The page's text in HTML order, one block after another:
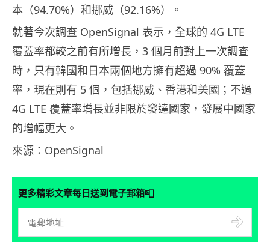
本（94.70%）和挪威（92.16%）。
就著今次調查 OpenSignal 表示，全球的 4G LTE
覆蓋率都較之前有所增長，3 個月前對上一次調查
時，只有韓國和日本兩個地方擁有超過 90% 覆蓋
率，現在則有 5 個，包括挪威、香港和美國；不過
4G LTE 覆蓋率增長並非限於發達國家，發展中國家
的增幅更大。
來源：OpenSignal
更多精彩文章每日送到電子郵箱📮